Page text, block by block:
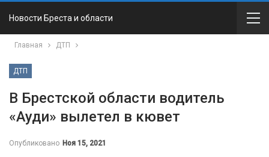
Новости Бреста и области
Главная ДТП
ДТП
В Брестской области водитель
«Ауди» вылетел в кювет
Опубликовано Ноя 15, 2021